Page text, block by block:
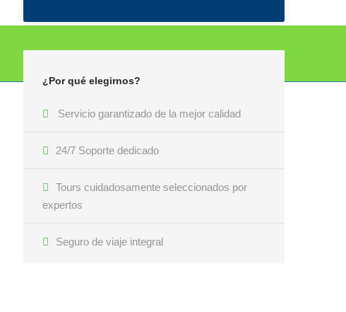
¿Por qué elegirnos?
Servicio garantizado de la mejor calidad
24/7 Soporte dedicado
Tours cuidadosamente seleccionados por
expertos
Seguro de viaje integral